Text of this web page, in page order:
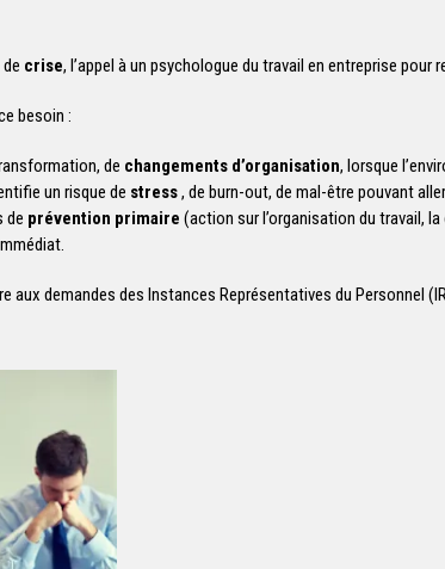
crise, l’appel à un psychologue du travail en entreprise pour
besoin :
de changements d’organisation, lorsque
un risque de stress, de burn-out, de mal-être pouvant
de prévention primaire (action sur l’organisation du travail,
aux demandes des Instances Représentatives du Personnel